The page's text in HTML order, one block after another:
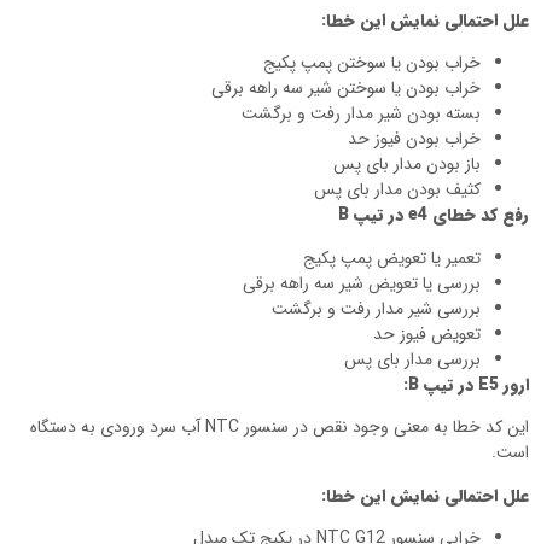
علل احتمالی نمایش این خطا:
خراب بودن یا سوختن پمپ پکیج
خراب بودن یا سوختن شیر سه راهه برقی
بسته بودن شیر مدار رفت و برگشت
خراب بودن فیوز حد
باز بودن مدار بای پس
کثیف بودن مدار بای پس
رفع کد خطای e4در تیپ
تعمیر یا تعویض پمپ پکیج
بررسی یا تعویض شیر سه راهه برقی
بررسی شیر مدار رفت و برگشت
تعویض فیوز حد
بررسی مدار بای پس
ارورE5 در تیپB
:
این کد خطا به معنی وجود نقص در سنسور NTC آب سرد ورودی به دستگاه
است.
علل احتمالی نمایش این خطا:
خرابی سنسور NTC G12 در پکیج تک مبدل